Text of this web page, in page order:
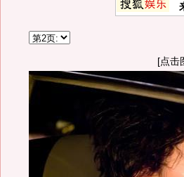
[点击